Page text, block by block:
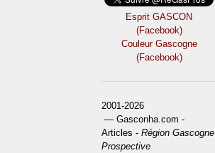
Esprit GASCON
(Facebook)
Couleur Gascogne
(Facebook)
2001-2026
— Gasconha.com -
Articles -Région Gascogne
Prospective